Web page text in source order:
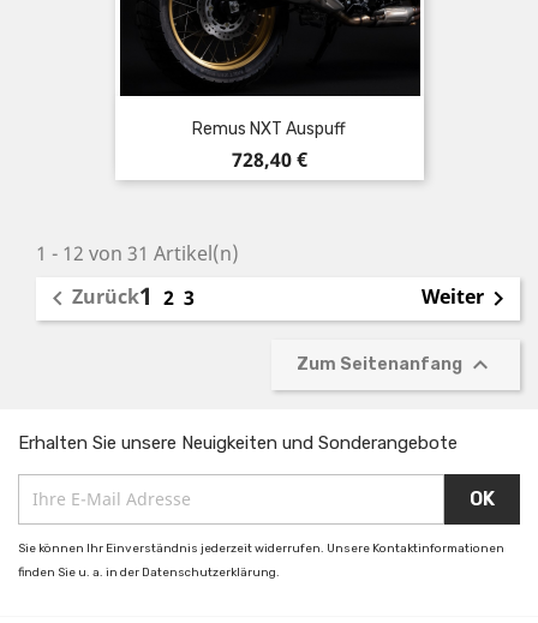
Remus NXT Auspuff
Preis
728,40 €
1 - 12 von 31 Artikel(n)
 Zurück1 2 3 Weiter 
Zum Seitenanfang 
Erhalten Sie unsere Neuigkeiten und Sonderangebote
Sie können Ihr Einverständnis jederzeit widerrufen. Unsere Kontaktinformationen
finden Sie u. a. in der Datenschutzerklärung.